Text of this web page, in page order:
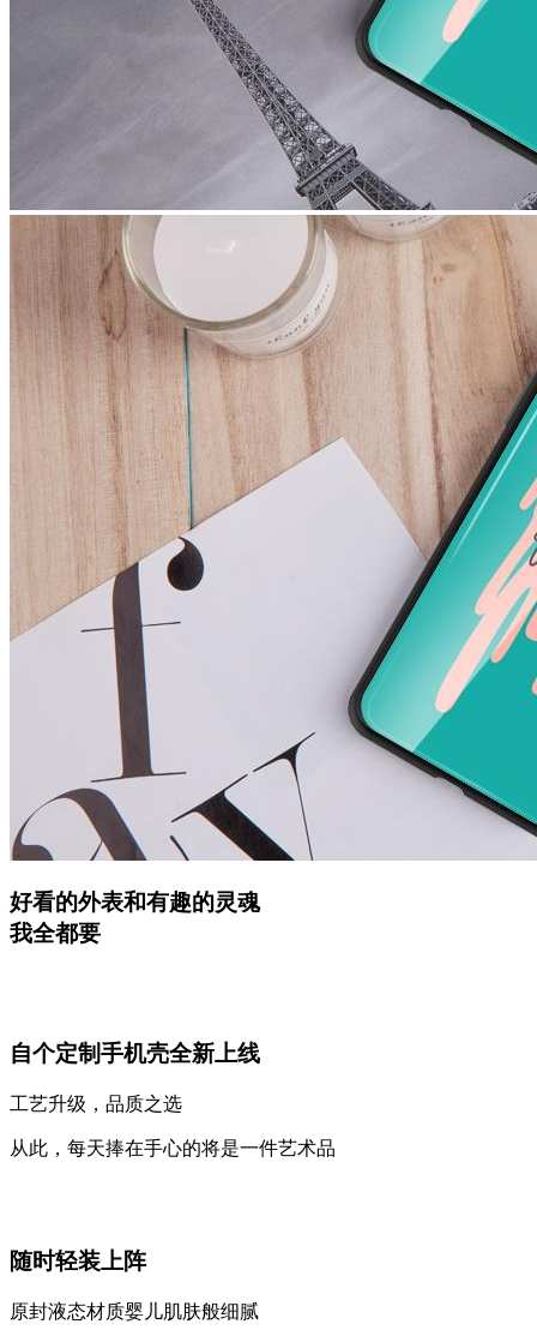
好看的外表和有趣的灵魂
我全都要
自个定制手机壳全新上线
工艺升级，品质之选
从此，每天捧在手心的将是一件艺术品
随时轻装上阵
原封液态材质婴儿肌肤般细腻